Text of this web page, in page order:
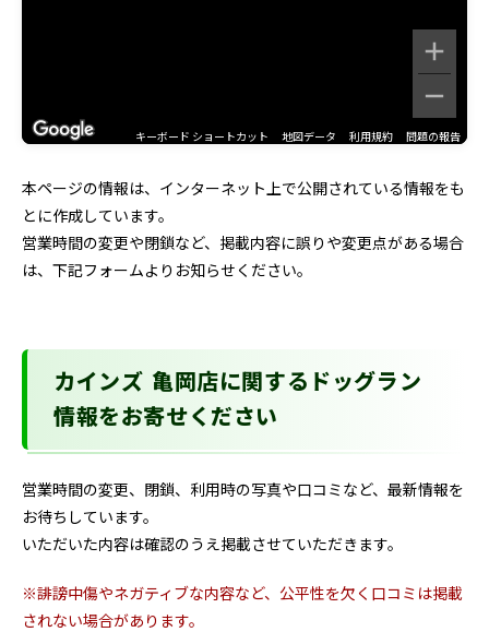
キーボード ショートカット 地図データ 利用規約 問題の報告
本ページの情報は、インターネット上で公開されている情報をも
とに作成しています。
営業時間の変更や閉鎖など、掲載内容に誤りや変更点がある場合
は、下記フォームよりお知らせください。
カインズ 亀岡店に関するドッグラン
情報をお寄せください
営業時間の変更、閉鎖、利用時の写真や口コミなど、最新情報を
お待ちしています。
いただいた内容は確認のうえ掲載させていただきます。
※誹謗中傷やネガティブな内容など、公平性を欠く口コミは掲載
されない場合があります。